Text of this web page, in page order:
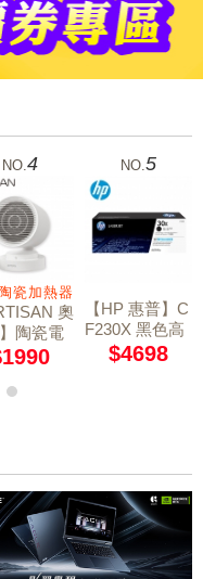
NO. 4
瓷加熱器｜智能人體感測
奧
陶瓷電
HT1200
NO.5
【HP 惠普】C
F230X 黑色高
容量碳粉匣 30
$4698